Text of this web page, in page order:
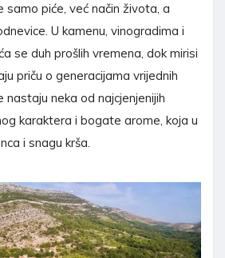
samo piće, već način života, a
U kamenu, vinogradima i
se duh prošlih vremena, dok mirisi
priču o generacijama vrijednih
nastaju neka od najcjenjenijih
karaktera i bogate arome, koja u
i snagu krša.